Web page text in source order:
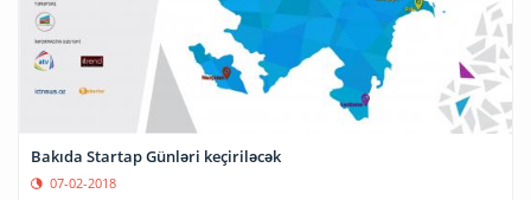
Bakıda Startap Günləri keçiriləcək
07-02-2018